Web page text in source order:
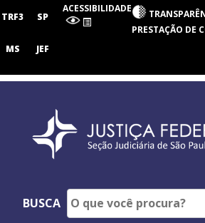
Judiciária
Paulo
TRF3 SP
MS JEF
ACESSIBILIDADE
PRESTAÇÃO DE
BUSCA